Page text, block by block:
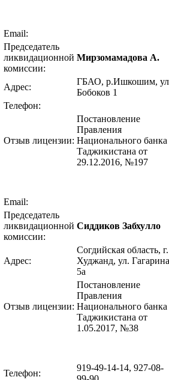
Email:
Председатель
ликвидационной
комиссии:
Мирзомамадова А.
Адрес:
ГБАО, р.Ишкошим,
Бобоков 1
Телефон:
Отзыв лицензии:
Постановление
Правления
Национального банка
Таджикистана от
29.12.2016, №197
Email:
Председатель
ликвидационной
комиссии:
Сиддиков Забхулло
Адрес:
Согдийская область, г.
Худжанд, ул.
5а
Отзыв лицензии:
Постановление
Правления
Национального банка
Таджикистана от
1.05.2017, №38
Телефон:
919-49-14-14, 927-08-